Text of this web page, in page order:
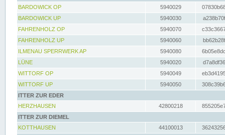
BARDOWICK OP
5940029
BARDOWICK UP
5940030
FAHRENHOLZ OP
5940070
FAHRENHOLZ UP
5940060
ILMENAU SPERRWERK AP
5940080
LÜNE
5940020
WITTORF OP
5940049
WITTORF UP
5940050
ITTER ZUR EDER
HERZHAUSEN
42800218
ITTER ZUR DIEMEL
KOTTHAUSEN
44100013